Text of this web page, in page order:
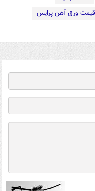
قیمت ورق آهن پرایس